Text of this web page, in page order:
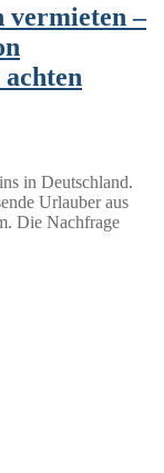
vermieten –
in Deutschland.
Urlauber aus
Die Nachfrage